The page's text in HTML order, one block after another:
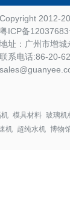
Copyright 2012-
粤ICP备12037683
地址：广州市增
联系电话:86-20-
模具材料 玻璃机
机 超纯水机 博物